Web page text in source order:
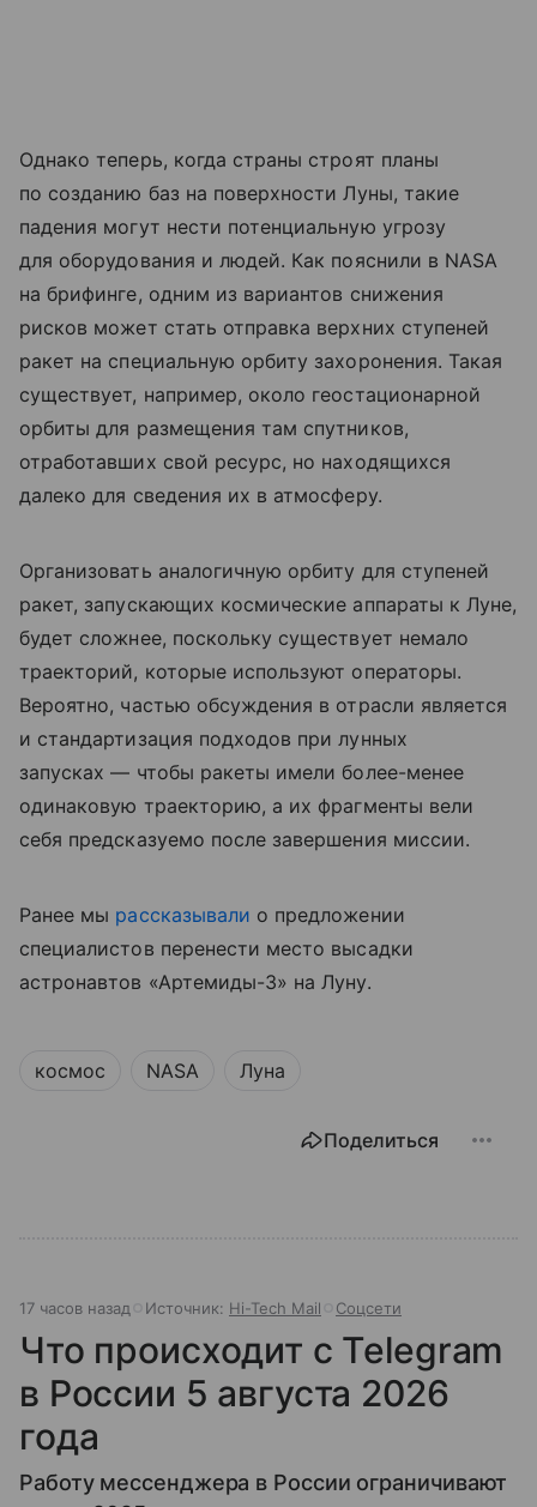
Однако теперь, когда страны строят планы
по созданию баз на поверхности Луны, такие
падения могут нести потенциальную угрозу
для оборудования и людей. Как пояснили в NASA
на брифинге, одним из вариантов снижения
рисков может стать отправка верхних ступеней
ракет на специальную орбиту захоронения. Такая
существует, например, около геостационарной
орбиты для размещения там спутников,
отработавших свой ресурс, но находящихся
далеко для сведения их в атмосферу.
Организовать аналогичную орбиту для ступеней
ракет, запускающих космические аппараты к Луне,
будет сложнее, поскольку существует немало
траекторий, которые используют операторы.
Вероятно, частью обсуждения в отрасли является
и стандартизация подходов при лунных
запусках — чтобы ракеты имели более-менее
одинаковую траекторию, а их фрагменты вели
себя предсказуемо после завершения миссии.
Ранее мы рассказывали о предложении
специалистов перенести место высадки
астронавтов «Артемиды-3» на Луну.
космос NASA Луна
Поделиться
17 часов назад Источник: Hi-Tech Mail Соцсети
Что происходит с Telegram
в России 5 августа 2026
года
Работу мессенджера в России ограничивают